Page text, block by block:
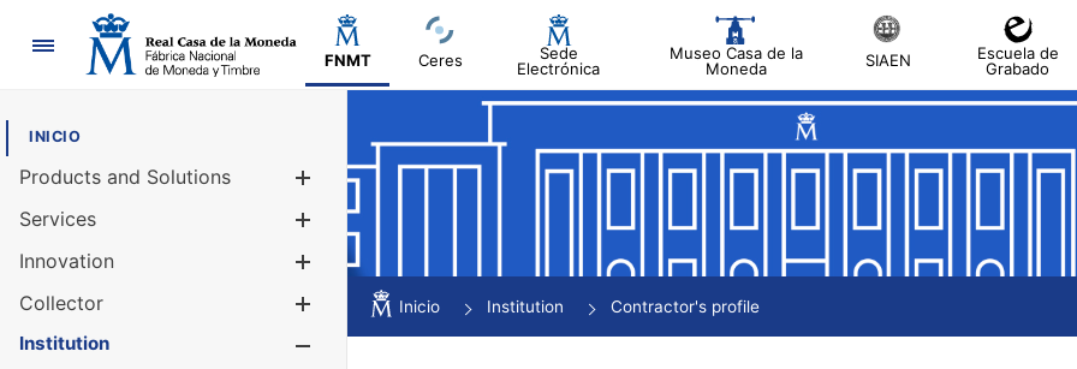
Navigation
FNMT Ceres
Sede
Electrónica
Museo Casa de la
Moneda
SIAEN
Escuela de
Grabado
INICIO
Products and Solutions
Services
Innovation
Collector
Show/Hide
Institution
Inicio Institution Contractor's profile